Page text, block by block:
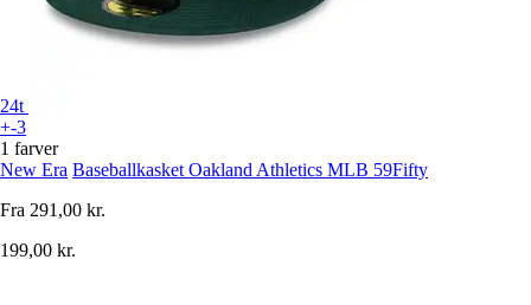
24t
+-3
1 farver
New Era Baseballkasket Oakland Athletics MLB 59Fifty
Fra 291,00 kr.
199,00 kr.